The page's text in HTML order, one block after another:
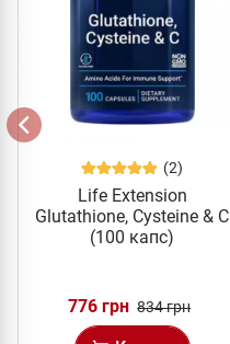
(2)
Life Extension
Glutathione, Cysteine & C
(100 капс)
776 грн 834 грн